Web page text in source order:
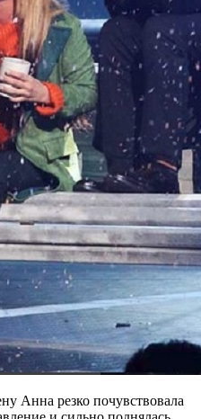
Анна резко почувствовала